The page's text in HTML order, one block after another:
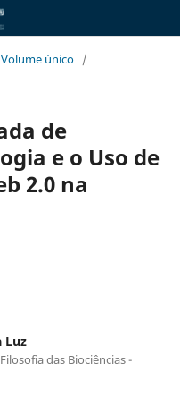
único /
de
e o Uso de
2.0 na
Luz
das Biociências -